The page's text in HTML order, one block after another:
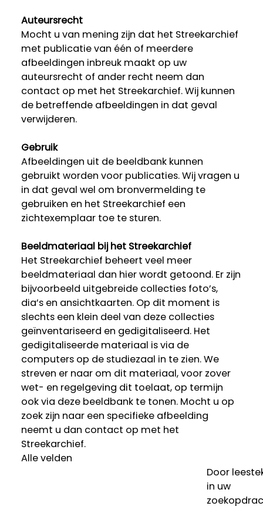
Auteursrecht
Mocht u van mening zijn dat het Streekarchief
met publicatie van één of meerdere
afbeeldingen inbreuk maakt op uw
auteursrecht of ander recht neem dan
contact op met het Streekarchief. Wij kunnen
de betreffende afbeeldingen in dat geval
verwijderen.
Gebruik
Afbeeldingen uit de beeldbank kunnen
gebruikt worden voor publicaties. Wij vragen u
in dat geval wel om bronvermelding te
gebruiken en het Streekarchief een
zichtexemplaar toe te sturen.
Beeldmateriaal bij het Streekarchief
Het Streekarchief beheert veel meer
beeldmateriaal dan hier wordt getoond. Er zijn
bijvoorbeeld uitgebreide collecties foto’s,
dia’s en ansichtkaarten. Op dit moment is
slechts een klein deel van deze collecties
geïnventariseerd en gedigitaliseerd. Het
gedigitaliseerde materiaal is via de
computers op de studiezaal in te zien. We
streven er naar om dit materiaal, voor zover
wet- en regelgeving dit toelaat, op termijn
ook via deze beeldbank te tonen. Mocht u op
zoek zijn naar een specifieke afbeelding
neemt u dan contact op met het
Streekarchief.
Alle velden
Door
in uw